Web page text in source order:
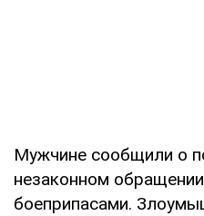
Мужчине сообщили о
незаконном
боеприпасами.